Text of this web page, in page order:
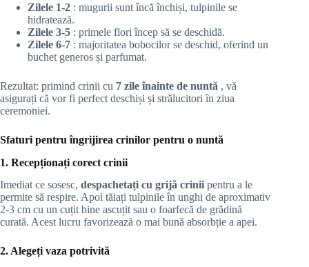
Zilele 1-2 : mugurii sunt încă închiși, tulpinile se
hidratează.
Zilele 3-5 : primele flori încep să se deschidă.
Zilele 6-7 : majoritatea bobocilor se deschid, oferind un
buchet generos și parfumat.
Rezultat: primind crinii cu 7 zile înainte de nuntă , vă
asigurați că vor fi perfect deschiși și strălucitori în ziua
ceremoniei.
Sfaturi pentru îngrijirea crinilor pentru o nuntă
1. Recepționați corect crinii
Imediat ce sosesc, despachetați cu grijă crinii pentru a le
permite să respire. Apoi tăiați tulpinile în unghi de aproximativ
2-3 cm cu un cuțit bine ascuțit sau o foarfecă de grădină
curată. Acest lucru favorizează o mai bună absorbție a apei.
2. Alegeți vaza potrivită